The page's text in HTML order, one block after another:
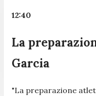
12:40
La
Garcia
"La preparazione